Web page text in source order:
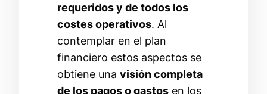
requeridos y de todos los
costes operativos. Al
contemplar en el plan
financiero estos aspectos se
obtiene una visión completa
de los pagos o gastos en los